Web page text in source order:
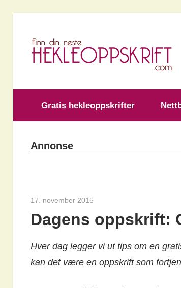
content
Gratis hekleoppskrifter
Annonse
17. november 2015
Dagens oppskrift:
Hver dag legger vi ut tips om en
kan det være en oppskrift som